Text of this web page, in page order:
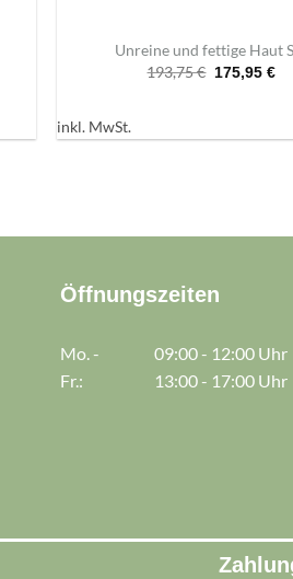
Unreine und fettige Haut
193,75€
Preis
175,95 €
inkl. MwSt.
Öffnungszeiten
Mo. -
Fr.:
09:00 - 12:00 Uhr
13:00 - 17:00 Uhr